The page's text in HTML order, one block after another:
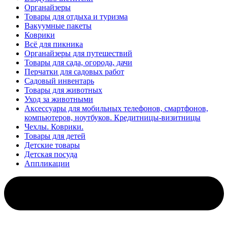
Органайзеры
Товары для отдыха и туризма
Вакуумные пакеты
Коврики
Всё для пикника
Органайзеры для путешествий
Товары для сада, огорода, дачи
Перчатки для садовых работ
Садовый инвентарь
Товары для животных
Уход за животными
Аксессуары для мобильных телефонов, смартфонов,
компьютеров, ноутбуков. Кредитницы-визитницы
Чехлы. Коврики.
Товары для детей
Детские товары
Детская посуда
Аппликации